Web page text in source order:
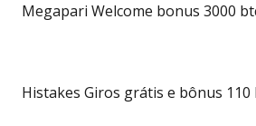
Megapari Welcome bonus 3000
Histakes Giros grátis e bônus